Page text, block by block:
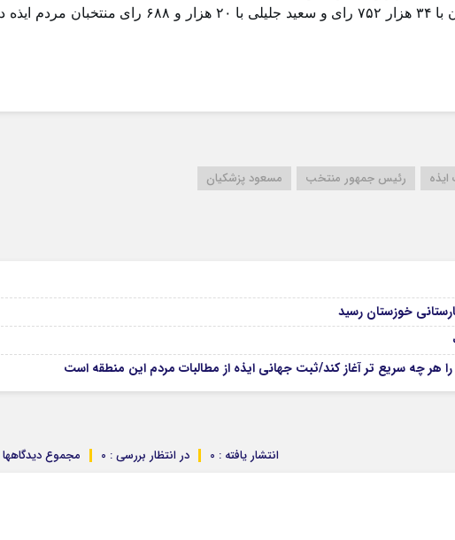
فرماندار ایذه بیان کرد: مسعود پزشکیان با ۳۴ هزار ۷۵۲ رای و سعید جلیلی با ۲۰ هزار و ۶۸۸ رای منتخبان مردم
ایذه رئیس جمهور منتخب مسعود پزشکیان
خوزستان رسید
هر چه سریع تر آغاز کند/ثبت جهانی ایذه از مطالبات مردم این منطقه است
مجموع دیدگاهها : در انتظار بررسی : 0 انتشار یافته : 0